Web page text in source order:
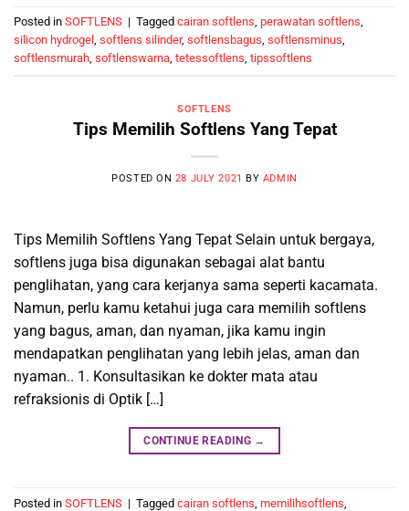
Posted in SOFTLENS | Tagged cairan softlens perawatan softlens
silicon hydrogel softlens silinder, softlensbagus softlensminus
softlensmurah softlenswarna tetessoftlens tipssoftlens
SOFTLENS
Tips Memilih Softlens Yang Tepat
POSTED ON 28 JULY 2021 BY ADMIN
Tips Memilih Softlens Yang Tepat Selain untuk bergaya,
softlens juga bisa digunakan sebagai alat bantu
penglihatan, yang cara kerjanya sama seperti kacamata.
Namun, perlu kamu ketahui juga cara memilih softlens
yang bagus, aman, dan nyaman, jika kamu ingin
mendapatkan penglihatan yang lebih jelas, aman dan
nyaman.. 1. Konsultasikan ke dokter mata atau
refraksionis di Optik […]
CONTINUE READING →
Posted in SOFTLENS | Tagged cairan softlens memilihsoftlens